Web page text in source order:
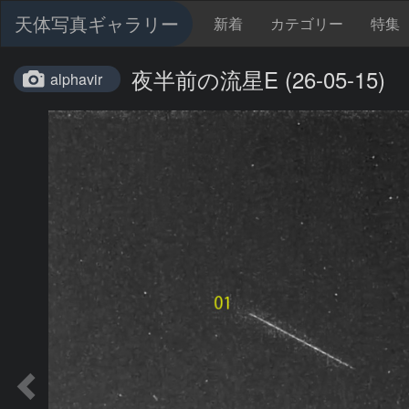
天体写真ギャラリー 新着 カテゴリー 特集
alphavir 夜半前の流星E (26-05-15)